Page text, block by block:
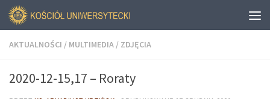
AKTUALNOŚCI / MULTIMEDIA / ZDJĘCIA
2020-12-15,17 – Roraty